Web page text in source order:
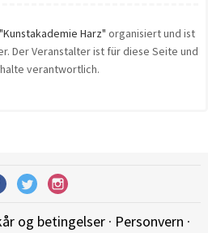
"Kunstakademie Harz" organisiert und ist
Der Veranstalter ist für diese Seite und
verantwortlich.
og betingelser · Personvern ·